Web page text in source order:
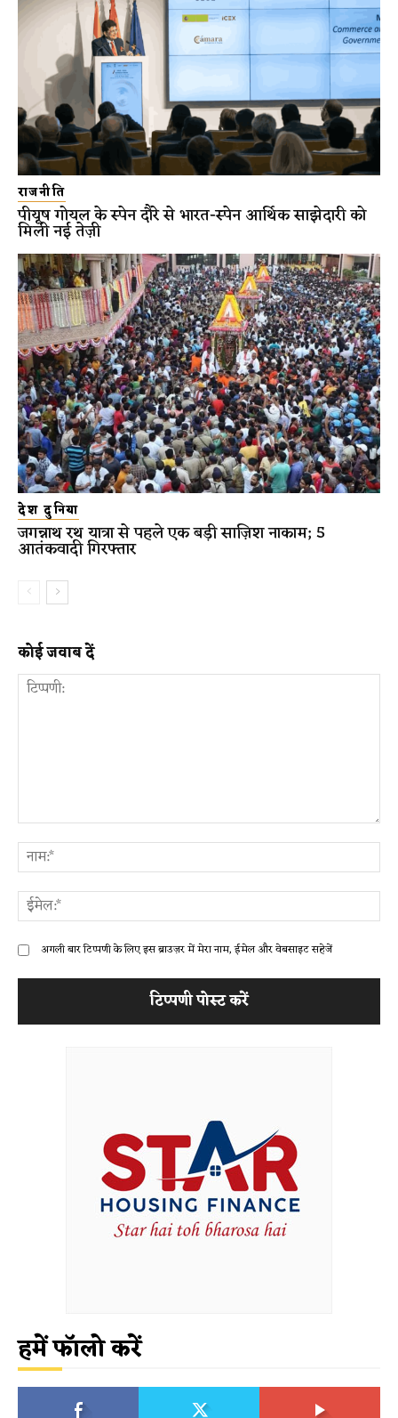
राजनीति
पीयूष गोयल के स्पेन दौरे से भारत-स्पेन आर्थिक साझेदारी को
मिली नई तेज़ी
देश दुनिया
जगन्नाथ रथ यात्रा से पहले एक बड़ी साज़िश नाकाम; 5
आतंकवादी गिरफ्तार
कोई जवाब दें
अगली बार टिप्पणी के लिए इस ब्राउज़र में मेरा नाम, ईमेल और वेबसाइट सहेजें
हमें फॉलो करें